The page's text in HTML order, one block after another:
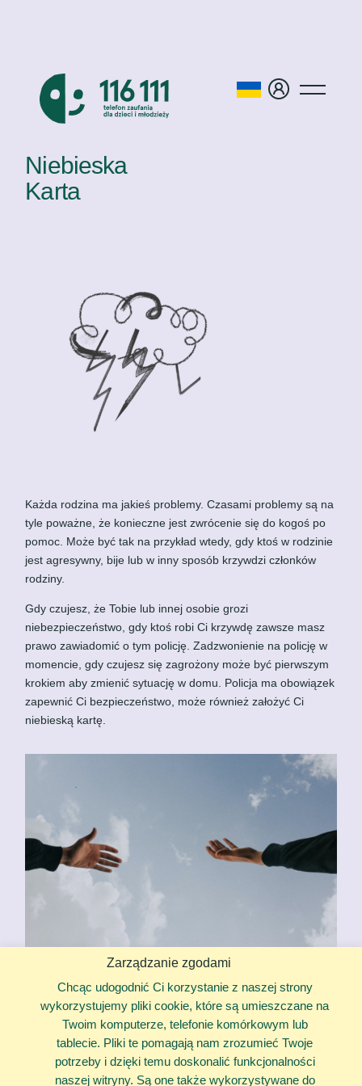
Niebieska
Karta
Każda rodzina ma jakieś problemy. Czasami problemy są na
tyle poważne, że konieczne jest zwrócenie się do kogoś po
pomoc. Może być tak na przykład wtedy, gdy ktoś w rodzinie
jest agresywny, bije lub w inny sposób krzywdzi członków
rodziny.
Gdy czujesz, że Tobie lub innej osobie grozi
niebezpieczeństwo, gdy ktoś robi Ci krzywdę zawsze masz
prawo zawiadomić o tym policję. Zadzwonienie na policję w
momencie, gdy czujesz się zagrożony może być pierwszym
krokiem aby zmienić sytuację w domu. Policja ma obowiązek
zapewnić Ci bezpieczeństwo, może również założyć Ci
niebieską kartę.
Co to jest Niebieska Karta ?
Niebieska karta to dokument, który ma pomóc policji w
rozwiązaniu problemu. Składa się on z dwóch części. Jedna
przeznaczona jest dla policji, jest to dowód tego co policja
Zarządzanie zgodami
Chcąc udogodnić Ci korzystanie z naszej strony
wykorzystujemy pliki cookie, które są umieszczane na
Twoim komputerze, telefonie komórkowym lub
tablecie. Pliki te pomagają nam zrozumieć Twoje
potrzeby i dzięki temu doskonalić funkcjonalności
naszej witryny. Są one także wykorzystywane do